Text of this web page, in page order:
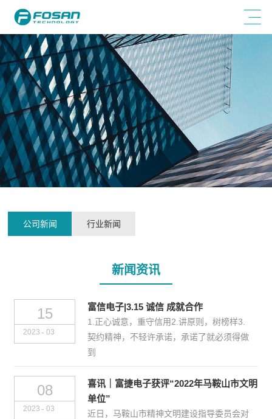
公司新闻 行业新闻
新闻资讯
15
2023 - 03
富信电子|3.15 诚信 成就合作
1.正心诚意，重守信用2.讲原则，树榜样3.
契约精神，不轻许承诺，承诺了就必须得做
到
08
2023 - 03
喜讯｜富捷电子获评“2022年马鞍山市文明
单位”
近日，马鞍山市精神文明建设指导委员会对